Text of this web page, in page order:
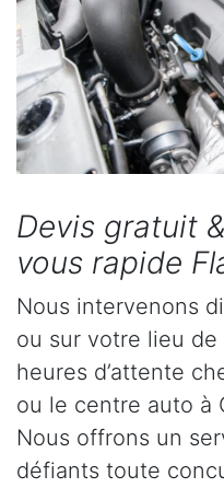
Devis gratuit
vous rapide
Nous intervenons
ou sur votre lieu
heures d’attente
ou le centre auto à
Nous offrons un
défiants toute